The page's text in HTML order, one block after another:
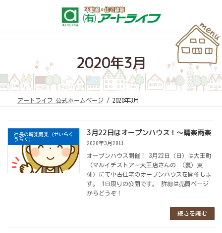
2020年3月
アートライフ 公式ホームページ 2020年3月
社長の晴楽雨楽（せいらく
うらく）
3月22日はオープンハウス！～晴楽雨楽
2020年3月20日
オープンハウス開催！ 3月22日（日）は大王町
（マルイチストアー大王店さんの （裏）東
側）にて中古住宅のオープンハウスを開催しま
す。 1日限りの公開です。 詳細は売買ページ
からどうぞ！
続きを読む